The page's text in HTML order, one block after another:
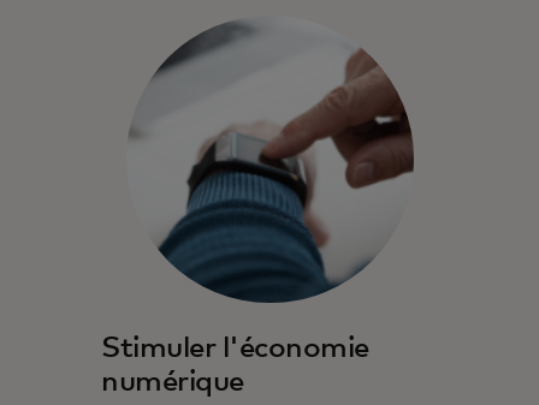
Stimuler l'économie
numérique